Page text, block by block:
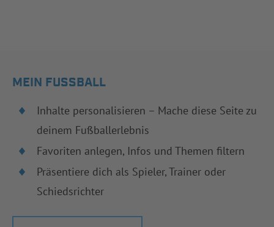
MEIN FUSSBALL
Inhalte personalisieren – Mache diese Seite zu
deinem Fußballerlebnis
Favoriten anlegen, Infos und Themen filtern
Präsentiere dich als Spieler, Trainer oder
Schiedsrichter